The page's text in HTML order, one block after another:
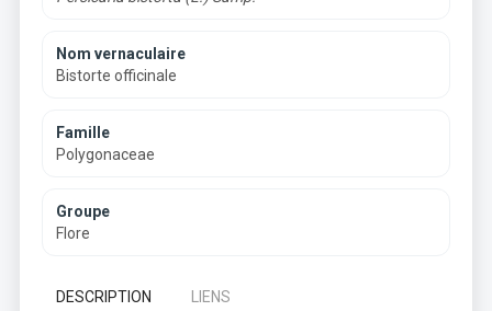
Nom vernaculaire
Bistorte officinale
Famille
Polygonaceae
Groupe
Flore
DESCRIPTION LIENS